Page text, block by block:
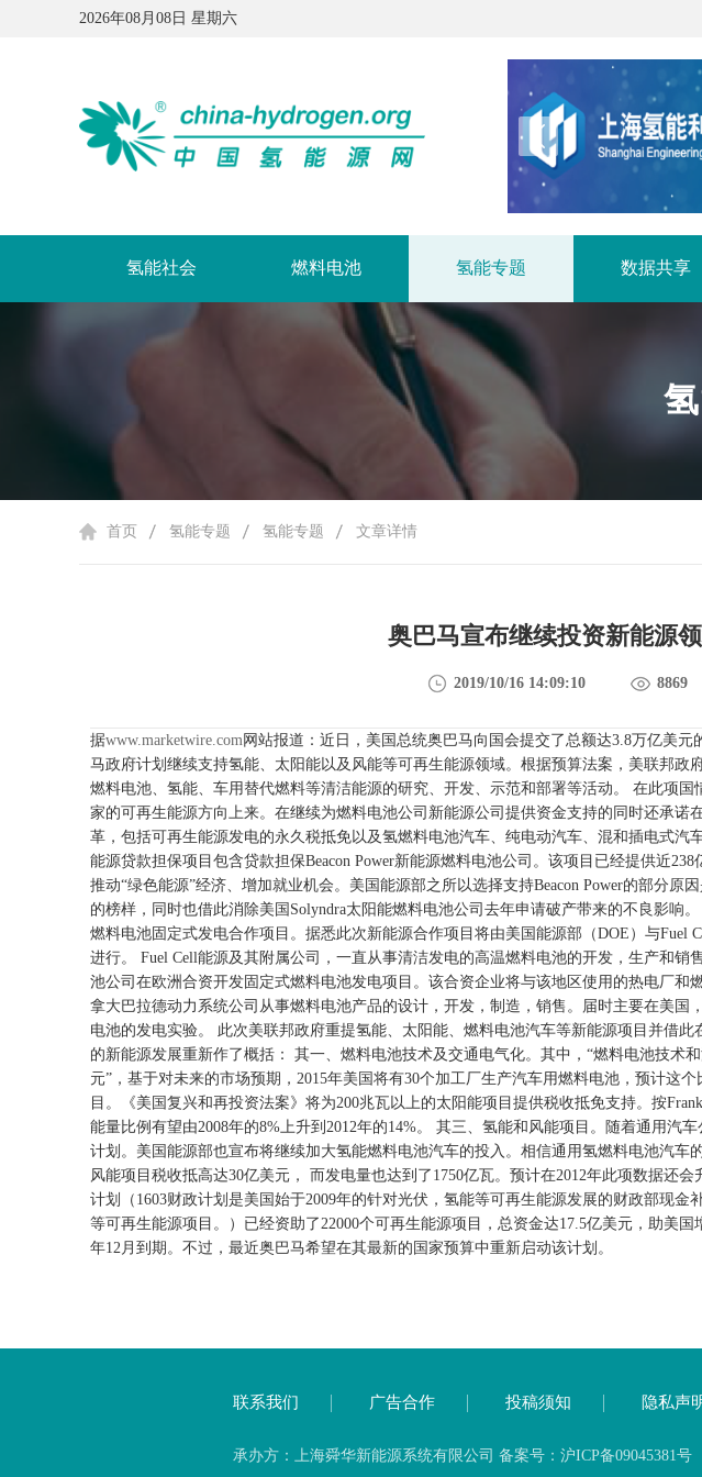
2026年08月08日 星期六
氢能社会 燃料电池 氢能专题 数据共享
首页 氢能专题 氢能专题 文章详情
奥巴马宣布继续投资新能源
2019/10/16 14:09:10 8869
据www.marketwire.com网站报道：近日，美国总统奥巴马向国会提交了总额达3.8万亿美
马政府计划继续支持氢能、太阳能以及风能等可再生能源领域。根据预算法案，美联邦政
燃料电池、氢能、车用替代燃料等清洁能源的研究、开发、示范和部署等活动。
在此项国
家的可再生能源方向上来。在继续为燃料电池公司新能源公司提供资金支持的同时还承诺
革，包括可再生能源发电的永久税抵免以及氢燃料电池汽车、纯电动汽车、混和插电式汽
能源贷款担保项目包含贷款担保Beacon Power新能源燃料电池公司。该项目已经提供近
推动“绿色能源”经济、增加就业机会。美国能源部之所以选择支持Beacon Power的部分原
的榜样，同时也借此消除美国Solyndra太阳能燃料电池公司去年申请破产带来的不良影响。
燃料电池固定式发电合作项目。据悉此次新能源合作项目将由美国能源部（DOE）与Fuel
进行。
Fuel Cell能源及其附属公司，一直从事清洁发电的高温燃料电池的开发，生产和销
池公司在欧洲合资开发固定式燃料电池发电项目。该合资企业将与该地区使用的热电厂和
拿大巴拉德动力系统公司从事燃料电池产品的设计，开发，制造，销售。届时主要在美国
电池的发电实验。
此次美联邦政府重提氢能、太阳能、燃料电池汽车等新能源项目并借
的新能源发展重新作了概括：
其一、燃料电池技术及交通电气化。其中，“燃料电池技术
元”，基于对未来的市场预期，2015年美国将有30个加工厂生产汽车用燃料电池，预计这个
目。《美国复兴和再投资法案》将为200兆瓦以上的太阳能项目提供税收抵免支持。按
能量比例有望由2008年的8%上升到2012年的14%。
其三、氢能和风能项目。随着通用汽
计划。美国能源部也宣布将继续加大氢能燃料电池汽车的投入。相信通用氢燃料电池汽车
风能项目税收抵高达30亿美元， 而发电量也达到了1750亿瓦。预计在2012年此项数据还会
计划（1603财政计划是美国始于2009年的针对光伏，氢能等可再生能源发展的财政部现
等可再生能源项目。）已经资助了22000个可再生能源项目，总资金达17.5亿美元，助美
年12月到期。不过，最近奥巴马希望在其最新的国家预算中重新启动该计划。
联系我们 广告合作 投稿须知 隐私声
承办方：上海舜华新能源系统有限公司 备案号：沪ICP备09045381号